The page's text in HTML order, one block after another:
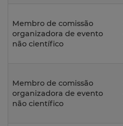
Membro de comissão
organizadora de evento
não científico
Membro de comissão
organizadora de evento
não científico